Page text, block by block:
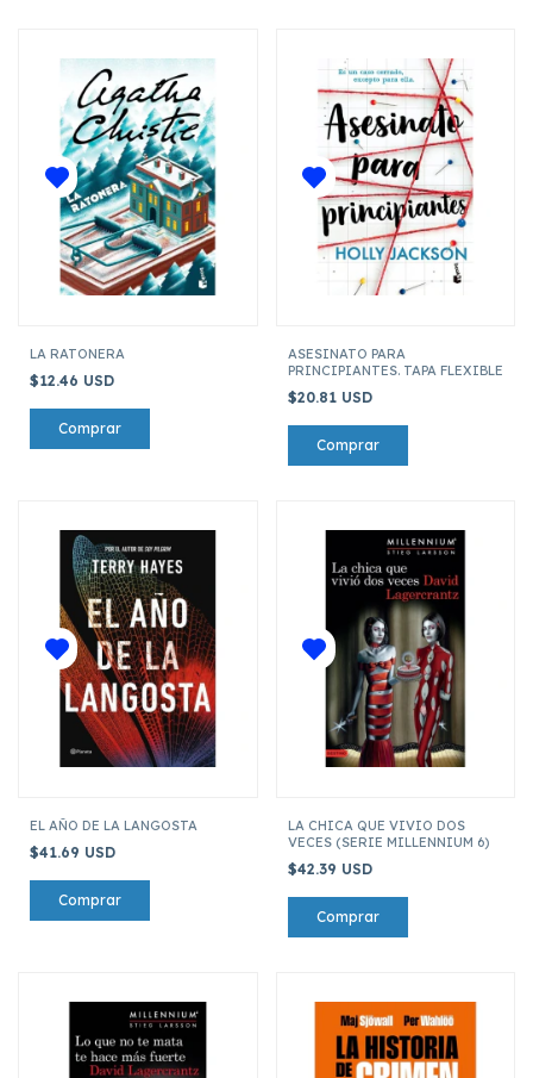
LA RATONERA
$12.46 USD
ASESINATO PARA
PRINCIPIANTES. TAPA FLEXIBLE
$20.81 USD
EL AÑO DE LA LANGOSTA
$41.69 USD
LA CHICA QUE VIVIO DOS
VECES (SERIE MILLENNIUM 6)
$42.39 USD